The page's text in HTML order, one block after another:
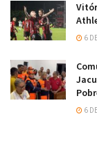
6
6